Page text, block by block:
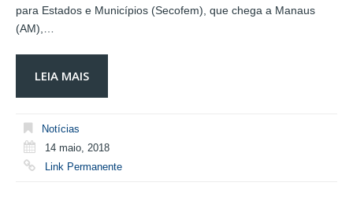
para Estados e Municípios (Secofem), que chega a Manaus
(AM),…
LEIA MAIS
Notícias
14 maio, 2018
Link Permanente